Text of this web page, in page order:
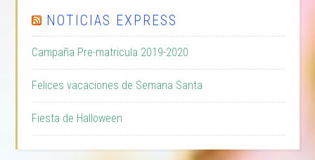
NOTICIAS EXPRESS
Campaña Pre-matricula 2019-2020
Felices vacaciones de Semana Santa
Fiesta de Halloween